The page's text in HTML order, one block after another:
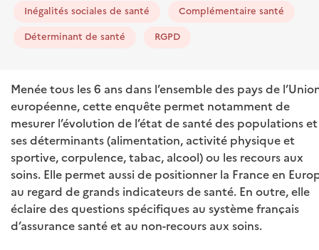
Inégalités sociales de santé
Complémentaire santé
Déterminant de santé
RGPD
Menée tous les 6 ans dans l’ensemble des pays de
européenne, cette enquête permet notamment de
mesurer l’évolution de l’état de santé des populations et
ses déterminants (alimentation, activité physique et
sportive, corpulence, tabac, alcool) ou les recours aux
soins. Elle permet aussi de positionner la France en
au regard de grands indicateurs de santé. En outre, elle
éclaire des questions spécifiques au système français
d’assurance santé et au non-recours aux soins.